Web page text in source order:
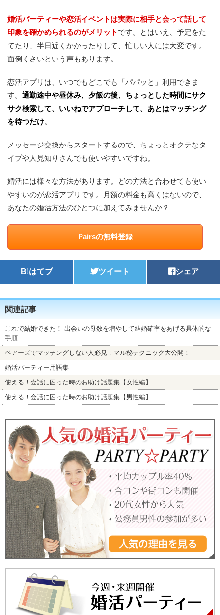
婚活パーティーや恋活イベントは実際に相手と会って話して
印象を確かめられるのがメリット です。とはいえ、予定をた
てたり、半日近くかかったりして、忙しい人には大変です。
面倒くさいという声もあります。
恋活アプリは、いつでもどこでも「パパッと」利用できま
す。 通勤途中や昼休み、夕飯の後、ちょっとした時間にサク
サク検索して、いいねでアプローチして、あとはマッチング
を待つだけ。
メッセージ交換からスタートするので、ちょっとオクテなタ
イプや人見知りさんでも使いやすいですね。
婚活には様々な方法があります。どの方法と合わせても使い
やすいのが恋活アプリです。月額の料金も高くはないので、
あなたの婚活方法のひとつに加えてみませんか？
Pairsの無料登録
B!はてブ ツイート シェア
関連記事
これで結婚できた！ 出会いの母数を増やして結婚確率をあげる具体的な
手順
ペアーズでマッチングしない人必見！マル秘テクニック大公開！
婚活パーティー用語集
使える！会話に困った時のお助け話題集【女性編】
使える！会話に困った時のお助け話題集【男性編】